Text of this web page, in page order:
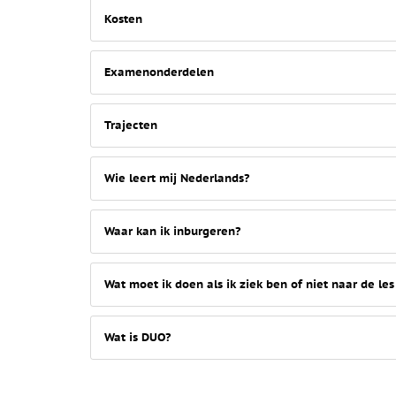
Kosten
Examenonderdelen
Trajecten
Wie leert mij Nederlands?
Waar kan ik inburgeren?
Wat moet ik doen als ik ziek ben of niet naar de
Wat is DUO?